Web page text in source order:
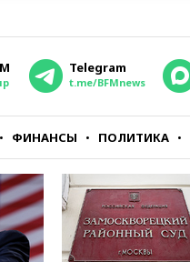
Telegram
t.me/BFMnews
ФИНАНСЫ ПОЛИТИКА